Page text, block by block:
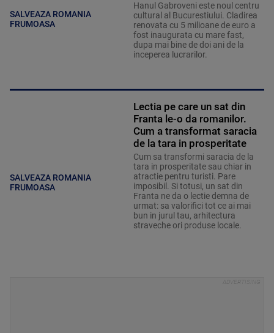
SALVEAZA ROMANIA
FRUMOASA
Hanul Gabroveni este noul centru
cultural al Bucurestiului. Cladirea
renovata cu 5 milioane de euro a
fost inaugurata cu mare fast,
dupa mai bine de doi ani de la
inceperea lucrarilor.
SALVEAZA ROMANIA
FRUMOASA
Lectia pe care un sat din
Franta le-o da romanilor.
Cum a transformat saracia
de la tara in prosperitate
Cum sa transformi saracia de la
tara in prosperitate sau chiar in
atractie pentru turisti. Pare
imposibil. Si totusi, un sat din
Franta ne da o lectie demna de
urmat: sa valorifici tot ce ai mai
bun in jurul tau, arhitectura
straveche ori produse locale.